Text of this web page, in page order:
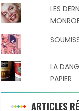
LES
MONROE
LA
PAPIER
ARTICLES